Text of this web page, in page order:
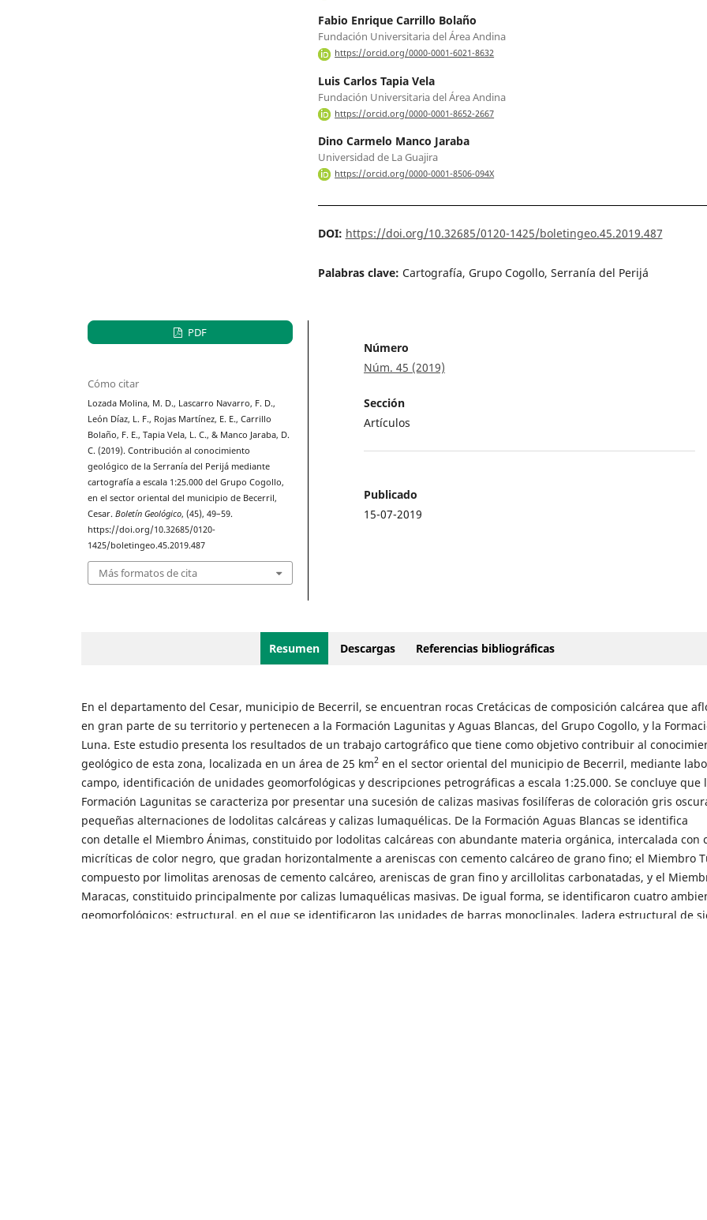
Fabio Enrique Carrillo Bolaño
Fundación Universitaria del Área Andina
https://orcid.org/0000-0001-6021-8632
Luis Carlos Tapia Vela
Fundación Universitaria del Área Andina
https://orcid.org/0000-0001-8652-2667
Dino Carmelo Manco Jaraba
Universidad de La Guajira
https://orcid.org/0000-0001-8506-094X
DOI: https://doi.org/10.32685/0120-1425/boletingeo.45.2019.487
Palabras clave: Cartografía, Grupo Cogollo, Serranía del Perijá
PDF
Cómo citar
Lozada Molina, M. D., Lascarro Navarro, F. D.,
León Díaz, L. F., Rojas Martínez, E. E., Carrillo
Bolaño, F. E., Tapia Vela, L. C., & Manco Jaraba, D.
C. (2019). Contribución al conocimiento
geológico de la Serranía del Perijá mediante
cartografía a escala 1:25.000 del Grupo Cogollo,
en el sector oriental del municipio de Becerril,
Cesar.Boletín Geológico, (45), 49–59.
https://doi.org/10.32685/0120-
1425/boletingeo.45.2019.487
Más formatos de cita
Número
Núm. 45 (2019)
Sección
Artículos
Publicado
15-07-2019
Resumen Descargas Referencias bibliográficas
En el departamento del Cesar, municipio de Becerril, se encuentran rocas Cretácicas de composición calcárea que
en gran parte de su territorio y pertenecen a la Formación Lagunitas y Aguas Blancas, del Grupo Cogollo, y la
Luna. Este estudio presenta los resultados de un trabajo cartográfico que tiene como objetivo contribuir al
geológico de esta zona, localizada en un área de 25 km2en el sector oriental del municipio de Becerril, mediante
campo, identificación de unidades geomorfológicas y descripciones petrográficas a escala 1:25.000. Se concluye que
Formación Lagunitas se caracteriza por presentar una sucesión de calizas masivas fosilíferas de coloración gris
pequeñas alternaciones de lodolitas calcáreas y calizas lumaquélicas. De la Formación Aguas Blancas se identifica
con detalle el Miembro Ánimas, constituido por lodolitas calcáreas con abundante materia orgánica, intercalada con
micríticas de color negro, que gradan horizontalmente a areniscas con cemento calcáreo de grano fino; el Miembro
compuesto por limolitas arenosas de cemento calcáreo, areniscas de gran fino y arcillolitas carbonatadas, y el
Maracas, constituido principalmente por calizas lumaquélicas masivas. De igual forma, se identificaron cuatro
geomorfológicos: estructural, en el que se identificaron las unidades de barras monoclinales, ladera estructural de